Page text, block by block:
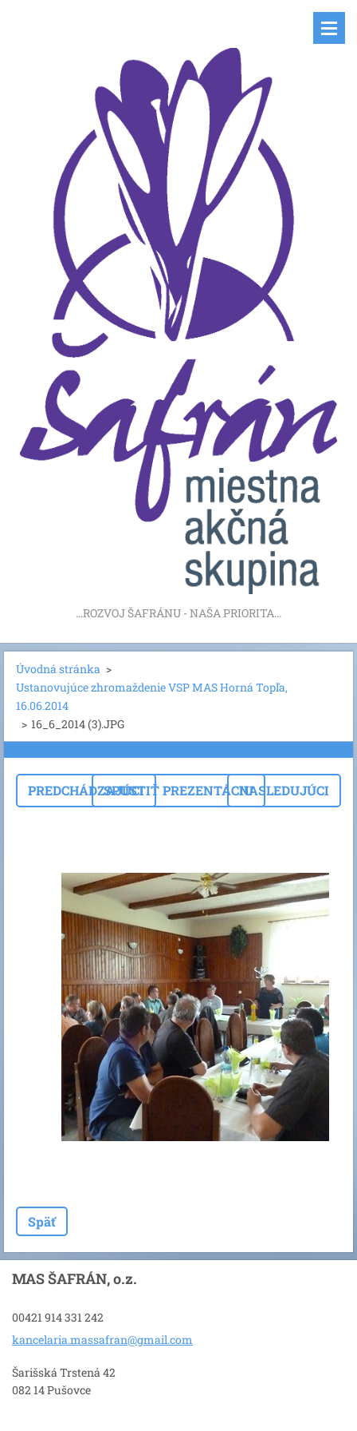
...ROZVOJ ŠAFRÁNU - NAŠA PRIORITA...
Úvodná stránka >
Ustanovujúce zhromaždenie VSP MAS Horná Topľa,
16.06.2014
> 16_6_2014 (3).JPG
PREDCHÁDZAJÚCISPUSTIŤ PREZENTÁCIUNASLEDUJÚCI
Späť
MAS ŠAFRÁN, o.z.
00421 914 331 242
kancelaria.massafran@gmail.com
Šarišská Trstená 42
082 14 Pušovce